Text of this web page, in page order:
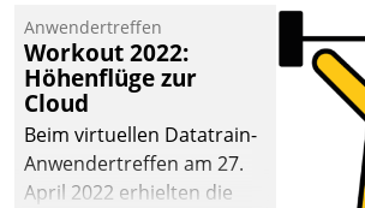
Mammutprojekte
meistern und Workloads
wuppen – bei zunehmend
anspruchsvollen
Aufgaben und
abnehmendem
Anwendertreffen
Workout 2022:
Höhenflüge zur
Cloud
Beim virtuellen Datatrain-
Anwendertreffen am 27.
April 2022 erhielten die